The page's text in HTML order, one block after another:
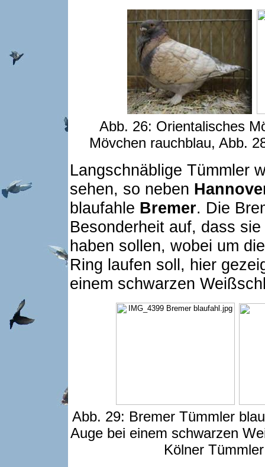
Abb. 26: Orientalisches
Mövchen rauchblau, Abb.
Langschnäblige Tümmler
sehen, so neben
blaufahle Bremer. Die
Besonderheit auf, dass
haben sollen, wobei um
Ring laufen soll, hier
einem schwarzen
Abb. 29: Bremer Tümmler
Auge bei einem schwarzen
Kölner